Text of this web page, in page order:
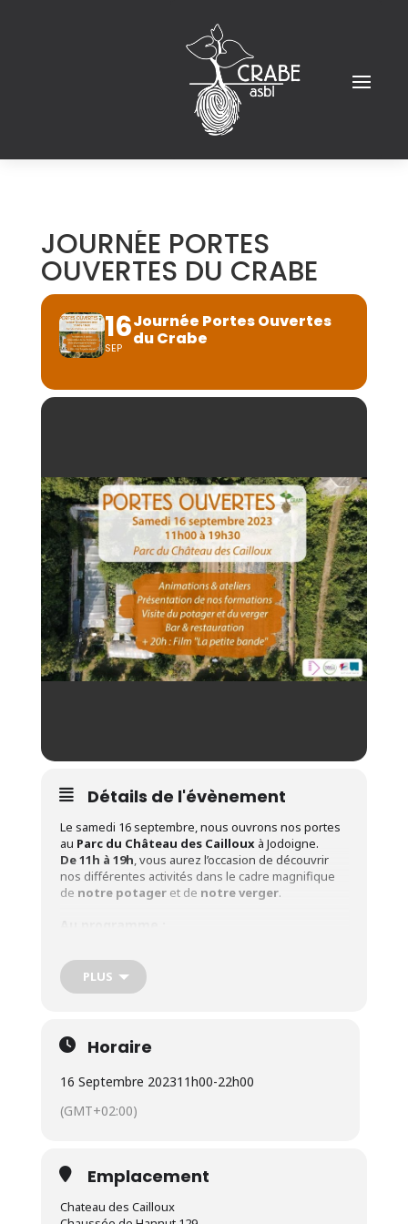
JOURNÉE PORTES
OUVERTES DU CRABE
16
SEP
Journée Portes Ouvertes
du Crabe
Détails de l'évènement
Le samedi 16 septembre, nous ouvrons nos portes
au Parc du Château des Caillouxà Jodoigne.
De 11h à 19h, vous aurez l’occasion de découvrir
nos différentes activités dans le cadre magnifique
de notre potageret de notre verger.
Visite du potager et du verger dont une visite
Dégustations
Jeu du clou
PLUS
Horaire
16 Septembre 202311h00-22h00
(GMT+02:00)
Emplacement
Chateau des Cailloux